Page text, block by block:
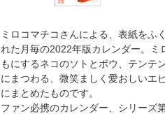
ミロコマチコさんによる、表紙をふ
れた月毎の2022年版カレンダー。ミ
もにするネコのソトとボウ、テンテ
にまつわる、微笑ましく愛おしいエ
にまとめたものです。
ファン必携のカレンダー、シリーズ